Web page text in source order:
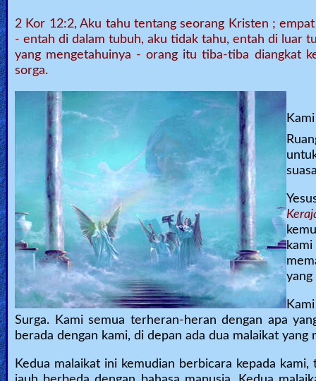
Muslim
MP3
Bible
Bible
Movies
Gospel
Videos
🎞
Godly
Movies
🎞
2 Kor 12:2, Aku tahu tentang seorang Kristen ;
- entah di dalam tubuh, aku tidak tahu, entah di luar
yang mengetahuinya - orang itu tiba-tiba diangkat
sorga.
yang
Surga. Kami semua terheran-heran dengan apa
berada dengan kami, di depan ada dua malaikat
Kedua malaikat ini kemudian berbicara kepada